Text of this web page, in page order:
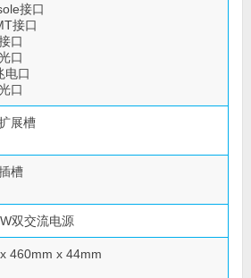
接口
接口
口
口
电口
口
展槽
槽
双交流电源
460mm x 44mm